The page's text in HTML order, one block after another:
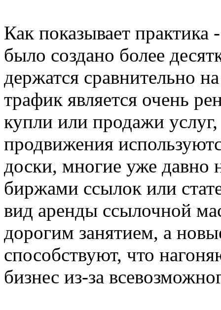
Как показывает практика
было создано более
держатся сравнительно
трафик является очень
купли или продажи
продвижения
доски, многие уже давно
биржами ссылок или
вид аренды ссылочной
дорогим занятием, а
способствуют, что
бизнес из-за